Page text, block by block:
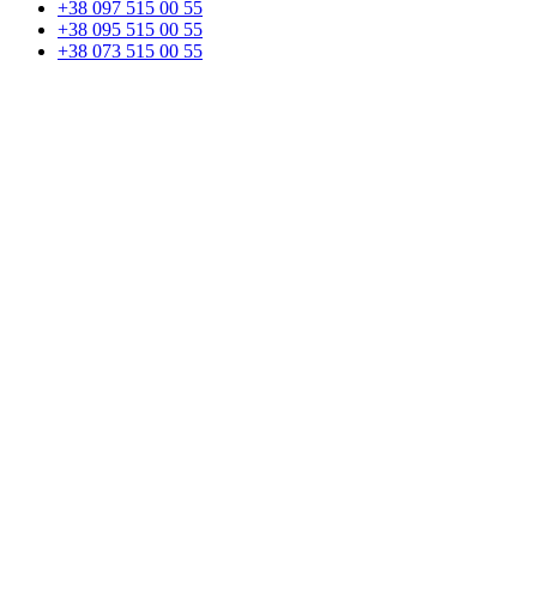
+38 097 515 00 55
+38 095 515 00 55
+38 073 515 00 55